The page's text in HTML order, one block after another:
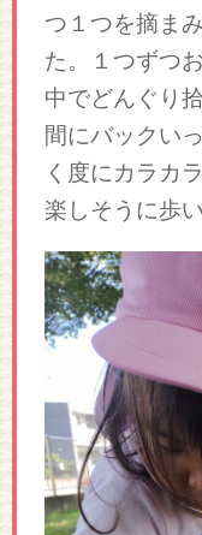
つ１つを摘ま
た。１つずつ
中でどんぐり
間にバックい
く度にカラカ
楽しそうに歩